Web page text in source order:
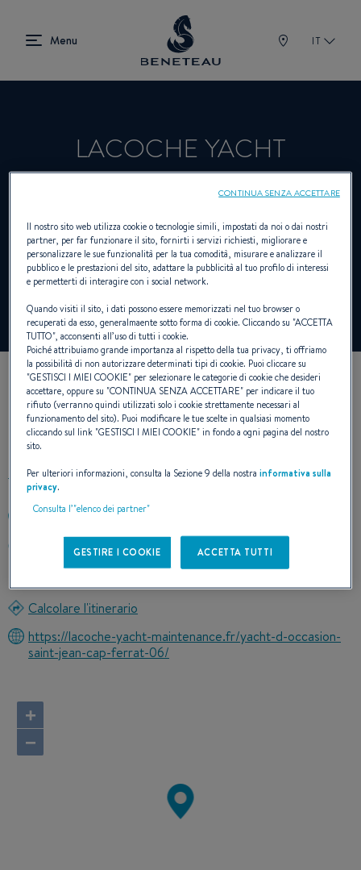
IT
LACOCHE YACHT
MAINTENANCE
Rivenditori Vela, Entrobordo, Fuoribordo,
First per BENETEAU
I NOSTRI DETTAGLI DI
CONTATTO
Quai Virgile Allari
06230 SAINT JEAN CAP FERRAT
Calcolare l'itinerario
https://lacoche-yacht-maintenance.fr/yacht-d-occasion-
saint-jean-cap-ferrat-06/
+
−
Il nostro sito web utilizza cookie o tecnologie simili, impostati da noi o dai nostri
partner, per far funzionare il sito, fornirti i servizi richiesti, migliorare e
personalizzare le sue funzionalità per la tua comodità, misurare e analizzare il
pubblico e le prestazioni del sito, adattare la pubblicità al tuo profilo di interessi
e permetterti di interagire con i social network.
Quando visiti il sito, i dati possono essere memorizzati nel tuo browser o
recuperati da esso, generalmaente sotto forma di cookie. Cliccando su "ACCETTA
TUTTO", acconsenti all’uso di tutti i cookie.
Poiché attribuiamo grande importanza al rispetto della tua privacy, ti offriamo
la possibilità di non autorizzare determinati tipi di cookie. Puoi cliccare su
"GESTISCI I MIEI COOKIE" per selezionare le categorie di cookie che desideri
accettare, oppure su "CONTINUA SENZA ACCETTARE" per indicare il tuo
rifiuto (verranno quindi utilizzati solo i cookie strettamente necessari al
funzionamento del sito). Puoi modificare le tue scelte in qualsiasi momento
cliccando sul link "GESTISCI I MIEI COOKIE" in fondo a ogni pagina del nostro
sito.
Per ulteriori informazioni, consulta la Sezione 9 della nostrainformativa sulla
privacy.
Consulta l’"elenco dei partner"
GESTIRE I COOKIE ACCETTA TUTTI
CONTINUA SENZA ACCETTARE